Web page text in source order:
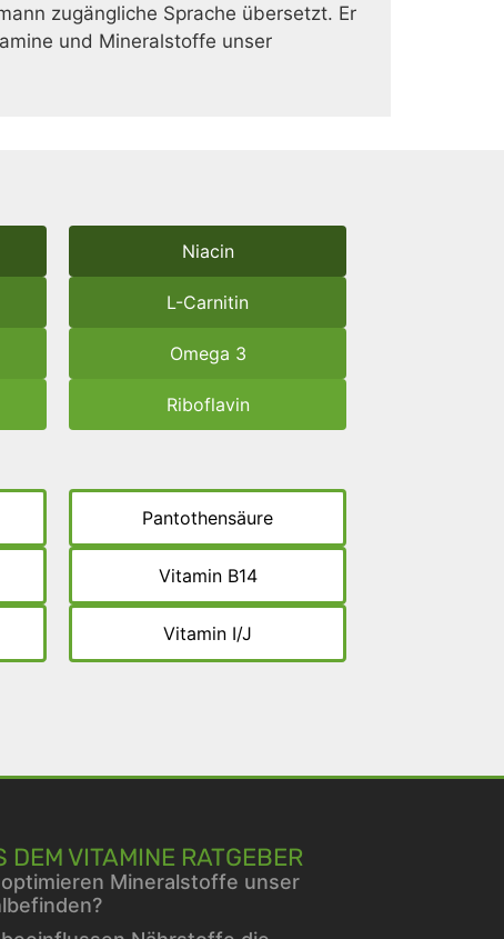
zugängliche Sprache übersetzt. Er
und Mineralstoffe unser
Niacin
L-Carnitin
Omega 3
Riboflavin
Pantothensäure
Vitamin B14
Vitamin I/J
DEM VITAMINE RATGEBER
Mineralstoffe unser